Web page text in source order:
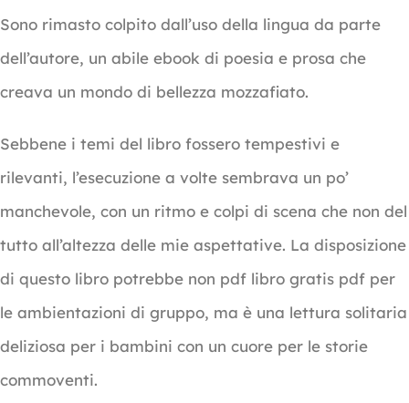
Sono rimasto colpito dall’uso della lingua da parte
dell’autore, un abile ebook di poesia e prosa che
creava un mondo di bellezza mozzafiato.
Sebbene i temi del libro fossero tempestivi e
rilevanti, l’esecuzione a volte sembrava un po’
manchevole, con un ritmo e colpi di scena che non del
tutto all’altezza delle mie aspettative. La disposizione
di questo libro potrebbe non pdf libro gratis pdf per
le ambientazioni di gruppo, ma è una lettura solitaria
deliziosa per i bambini con un cuore per le storie
commoventi.